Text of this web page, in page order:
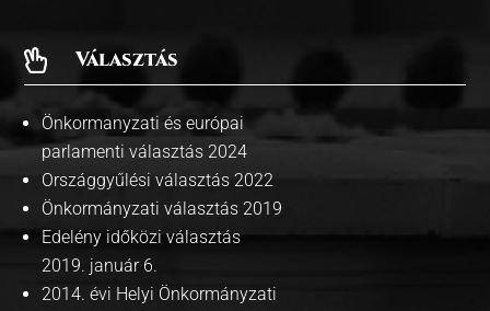
 Választás
Önkormanyzati és európai
parlamenti választás 2024
Országgyűlési választás 2022
Önkormányzati választás 2019
Edelény időközi választás
2019. január 6.
2014. évi Helyi Önkormányzati